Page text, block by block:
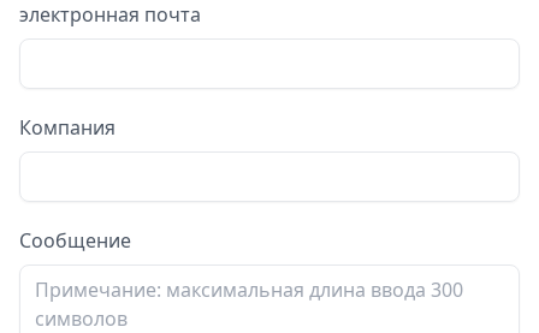
электронная почта
Компания
Сообщение